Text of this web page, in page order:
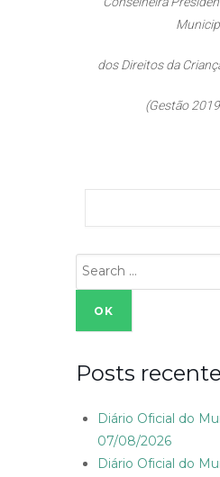
dos Direitos da
(Gestão
Search
for:
Posts
Diário Oficial do
07/08/2026
Diário Oficial do